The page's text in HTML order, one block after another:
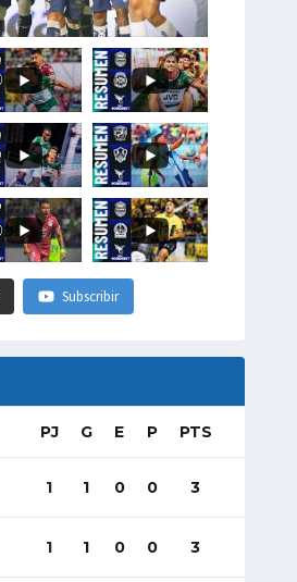
Subscribir
PJ G E P PTS
1 1 0 0 3
1 1 0 0 3